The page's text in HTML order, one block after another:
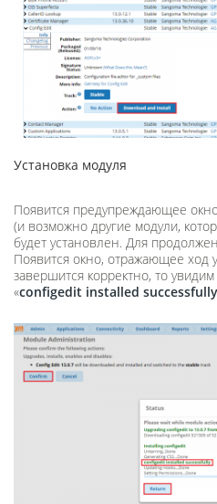
Установка модуля
Появится предупреждающее
(и возможно другие модули,
будет установлен. Для
Появится окно, отражающее ход
завершится корректно, то
«configedit installed successfully